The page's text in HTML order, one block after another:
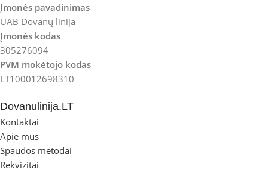
Įmonės pavadinimas
UAB Dovanų linija
Įmonės kodas
305276094
PVM mokėtojo kodas
LT100012698310
Dovanulinija.LT
Kontaktai
Apie mus
Spaudos metodai
Rekvizitai